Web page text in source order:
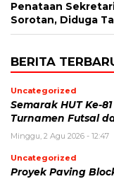
Penataan
Sorotan, Diduga
BERITA
Uncategorized
Semarak HUT Ke-
Turnamen Futsal
Minggu, 2 Agu 2026 - 12:47
Uncategorized
Proyek Paving